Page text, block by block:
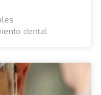
dental